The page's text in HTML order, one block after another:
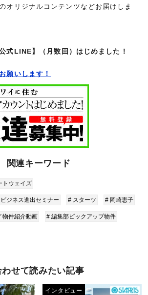
オリジナルコンテンツなどお届けしま
式LINE】（月数回）はじめました！
願いします！
関連キーワード
トウェイズ
ジネス進出セミナー # スターツ # 岡崎恵子
物件紹介動画 # 編集部ピックアップ物件
わせて読みたい記事
インタビュー